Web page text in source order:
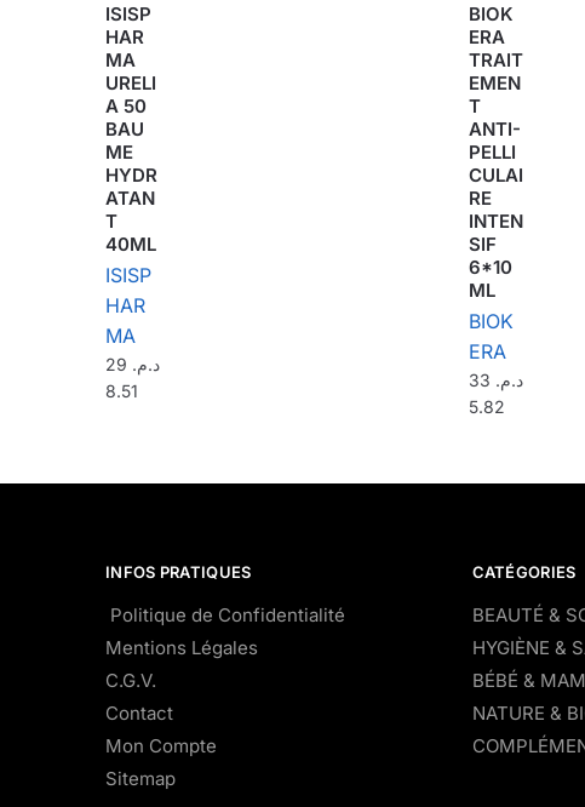
ISISP
HAR
MA
URELI
A 50
BAU
ME
HYDR
ATAN
T
40ML
ISISP
HAR
MA
د.م. 29
8.51
BIOK
ERA
TRAIT
EMEN
T
ANTI-
PELLI
CULAI
RE
INTEN
SIF
6*10
ML
BIOK
ERA
د.م. 33
5.82
INFOS PRATIQUES
Politique de Confidentialité
Mentions Légales
C.G.V.
Contact
Mon Compte
Sitemap
CATÉGORIES
BEAUTÉ &
HYGIÈNE &
BÉBÉ &
NATURE &